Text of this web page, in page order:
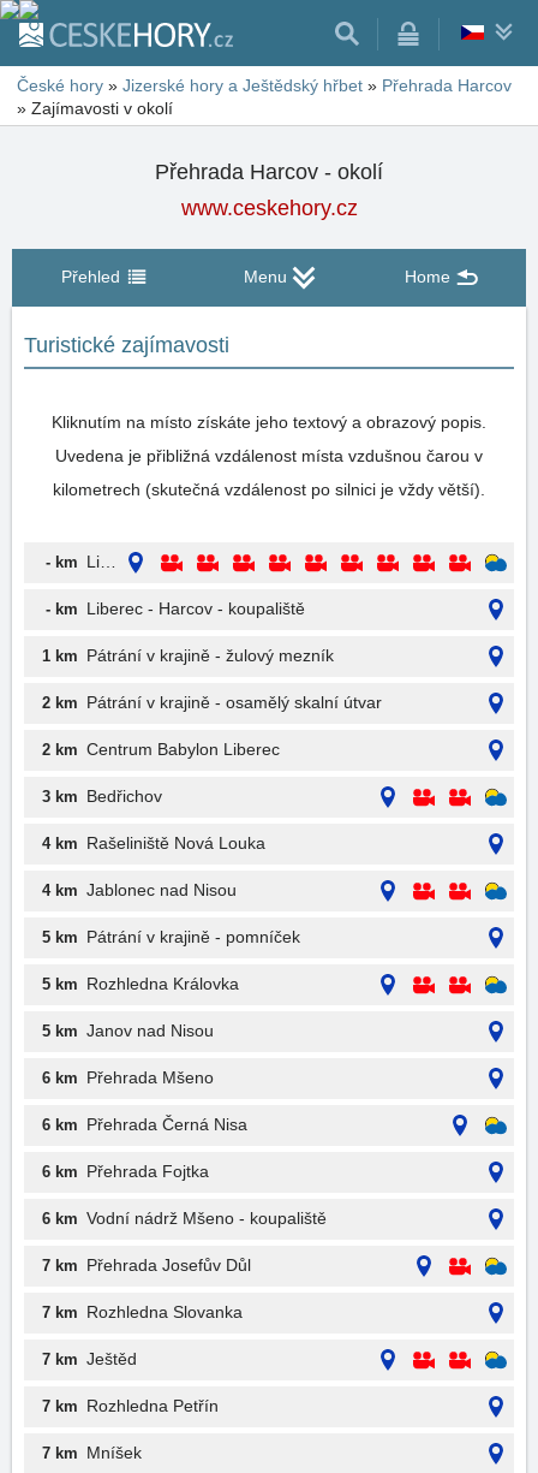
České hory » Jizerské hory a Ještědský hřbet » Přehrada Harcov
» Zajímavosti v okolí
Přehrada Harcov - okolí
www.ceskehory.cz
Přehled Menu Home
Turistické zajímavosti
Kliknutím na místo získáte jeho textový a obrazový popis.
Uvedena je přibližná vzdálenost místa vzdušnou čarou v
kilometrech (skutečná vzdálenost po silnici je vždy větší).
- km Liberec
- km Liberec - Harcov - koupaliště
1 km Pátrání v krajině - žulový mezník
2 km Pátrání v krajině - osamělý skalní útvar
2 km Centrum Babylon Liberec
3 km Bedřichov
4 km Rašeliniště Nová Louka
4 km Jablonec nad Nisou
5 km Pátrání v krajině - pomníček
5 km Rozhledna Královka
5 km Janov nad Nisou
6 km Přehrada Mšeno
6 km Přehrada Černá Nisa
6 km Přehrada Fojtka
6 km Vodní nádrž Mšeno - koupaliště
7 km Přehrada Josefův Důl
7 km Rozhledna Slovanka
7 km Ještěd
7 km Rozhledna Petřín
7 km Mníšek